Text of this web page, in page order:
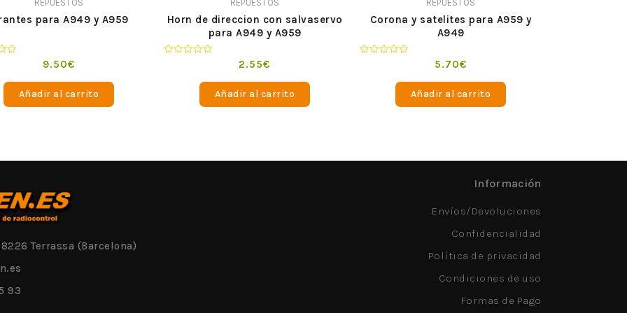
REPUESTOS
para A949 y A959
9.50€
Añadir al carrito
REPUESTOS
Horn de direccion con salvaservo
para A949 y A959
2.55€
Añadir al carrito
REPUESTOS
Corona y satelites para A959 y
A949
5.70€
Añadir al carrito
Terrassa (Barcelona)
93
Información
Envíos/Devoluciones
Confidencialidad
Política de privacidad
Condiciones de uso
Formas de Pago